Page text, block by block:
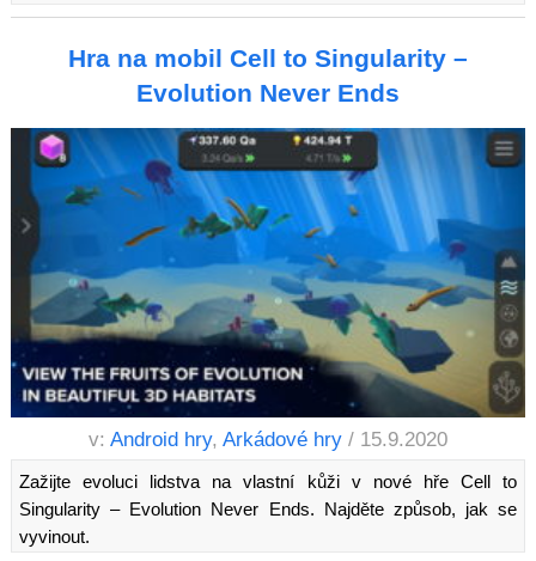
Hra na mobil Cell to Singularity –
Evolution Never Ends
v: Android hry, Arkádové hry / 15.9.2020
Zažijte evoluci lidstva na vlastní kůži v nové hře Cell to
Singularity – Evolution Never Ends. Najděte způsob, jak se
vyvinout.